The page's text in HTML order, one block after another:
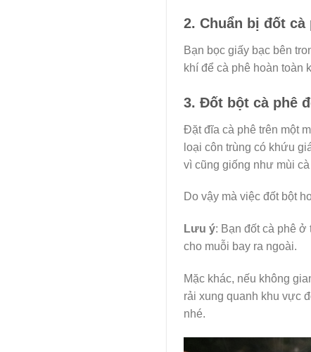
2. Chuẩn bị đốt cà
Bạn bọc giấy bạc bên
khí để cà phê hoàn toàn
3. Đốt bột cà phê
Đặt đĩa cà phê trên một
loại côn trùng có khứu
vì cũng giống như mùi
Do vậy mà việc đốt bột
Lưu ý: Bạn đốt cà phê
cho muỗi bay ra ngoài.
Mặc khác, nếu không
rải xung quanh khu vực
nhé.